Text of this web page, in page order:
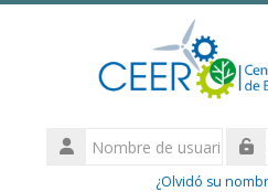
Nombre
de
¿Olvidó su